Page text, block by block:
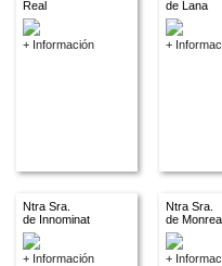
Real
+ Información
de Lana
+
Ntra Sra.
de Innominat
+ Información
Ntra Sra.
de
+